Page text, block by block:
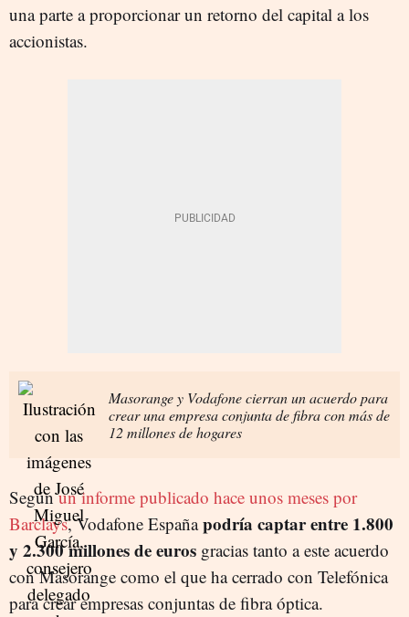
una parte a proporcionar un retorno del capital a los
accionistas.
Masorange y Vodafone cierran un acuerdo para
crear una empresa conjunta de fibra con más de
12 millones de hogares
Segúnun informe publicado hace unos meses por
Barclays, Vodafone Españapodría captar entre 1.800
y 2.300 millones de euros gracias tanto a este acuerdo
con Masorange como el que ha cerrado con Telefónica
para crear empresas conjuntas de fibra óptica.